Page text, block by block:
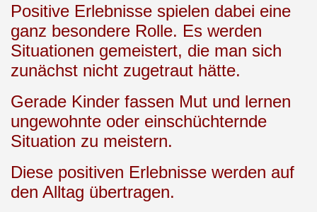
Positive Erlebnisse spielen dabei eine
ganz besondere Rolle. Es werden
Situationen gemeistert, die man sich
zunächst nicht zugetraut hätte.
Gerade Kinder fassen Mut und lernen
ungewohnte oder einschüchternde
Situation zu meistern.
Diese positiven Erlebnisse werden auf
den Alltag übertragen.